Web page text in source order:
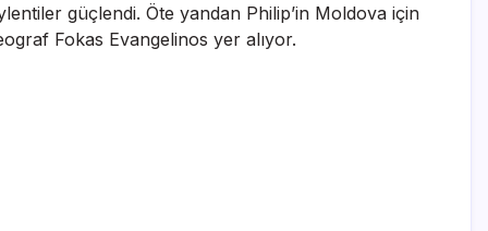
güçlendi. Öte yandan Philip’in Moldova için
Fokas Evangelinos yer alıyor.